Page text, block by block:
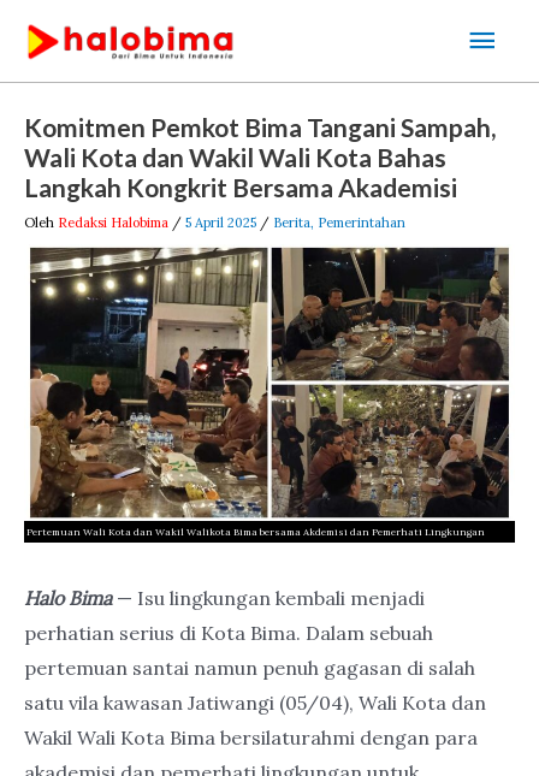
konten
Komitmen Pemkot Bima Tangani Sampah,
Wali Kota dan Wakil Wali Kota Bahas
Langkah Kongkrit Bersama Akademisi
Oleh Redaksi Halobima / 5 April 2025 / Berita, Pemerintahan
Pertemuan Wali Kota dan Wakil Walikota Bima bersama Akdemisi dan Pemerhati Lingkungan
Halo Bima— Isu lingkungan kembali menjadi
perhatian serius di Kota Bima. Dalam sebuah
pertemuan santai namun penuh gagasan di salah
satu vila kawasan Jatiwangi (05/04), Wali Kota dan
Wakil Wali Kota Bima bersilaturahmi dengan para
navigation